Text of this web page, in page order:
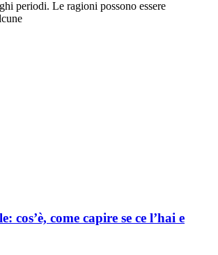
periodi. Le ragioni possono essere
cos’è, come capire se ce l’hai e